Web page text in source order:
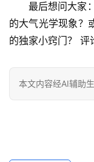
最后想问大家：
的大气光学现象？
的独家小窍门？
评
本文内容经AI辅助